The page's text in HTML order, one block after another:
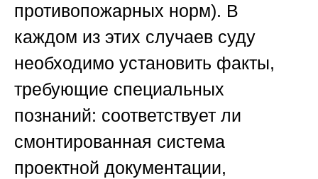
противопожарных норм). В
каждом из этих случаев суду
необходимо установить факты,
требующие специальных
познаний: соответствует ли
смонтированная система
проектной документации,